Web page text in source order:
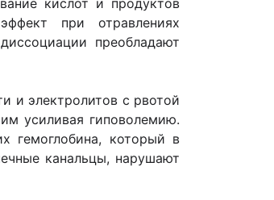
кислот и продуктов
при отравлениях
преобладают
и электролитов с рвотой
усиливая гиповолемию.
гемоглобина, который в
канальцы, нарушают